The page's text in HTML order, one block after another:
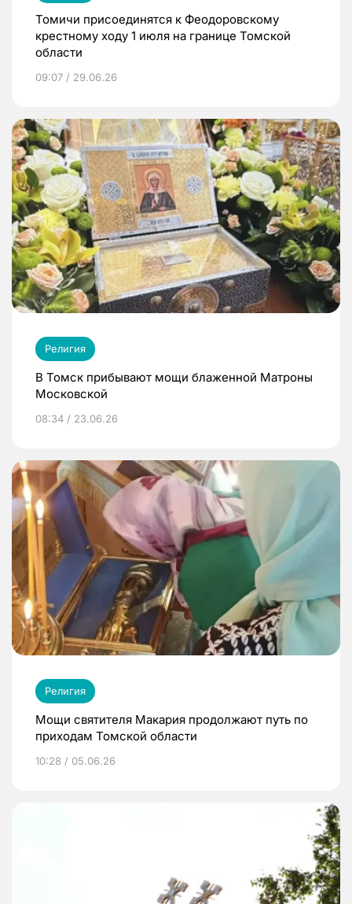
Томичи присоединятся к Феодоровскому
крестному ходу 1 июля на границе Томской
области
09:07 / 29.06.26
Религия
В Томск прибывают мощи блаженной Матроны
Московской
08:34 / 23.06.26
Религия
Мощи святителя Макария продолжают путь по
приходам Томской области
10:28 / 05.06.26